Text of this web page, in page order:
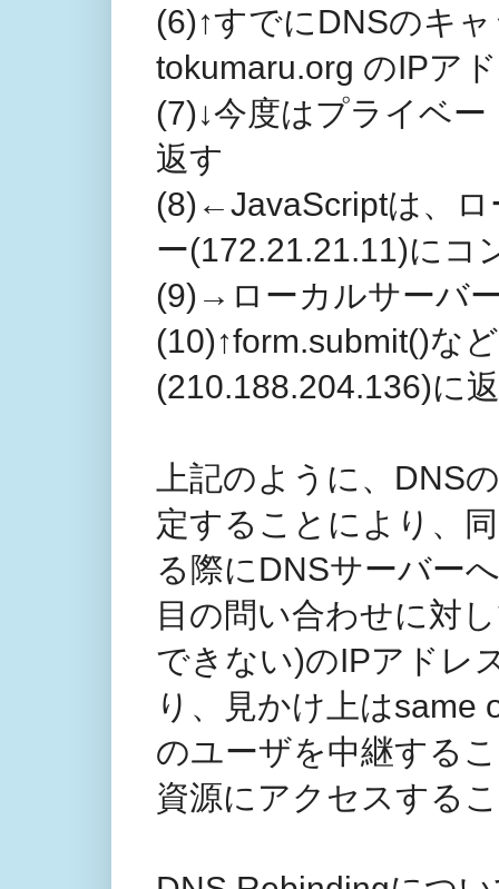
(6)↑すでにDNSのキ
tokumaru.org のIPア
(7)↓今度はプライベ
返す
(8)←JavaScriptは、ロ
ー(172.21.21.11)にコ
(9)→ローカルサーバ
(10)↑form.submit()な
(210.188.204.136)に
上記のように、DNS
定することにより、
る際にDNSサーバー
目の問い合わせに対
できない)のIPアドレ
り、見かけ上はsame
のユーザを中継する
資源にアクセスする